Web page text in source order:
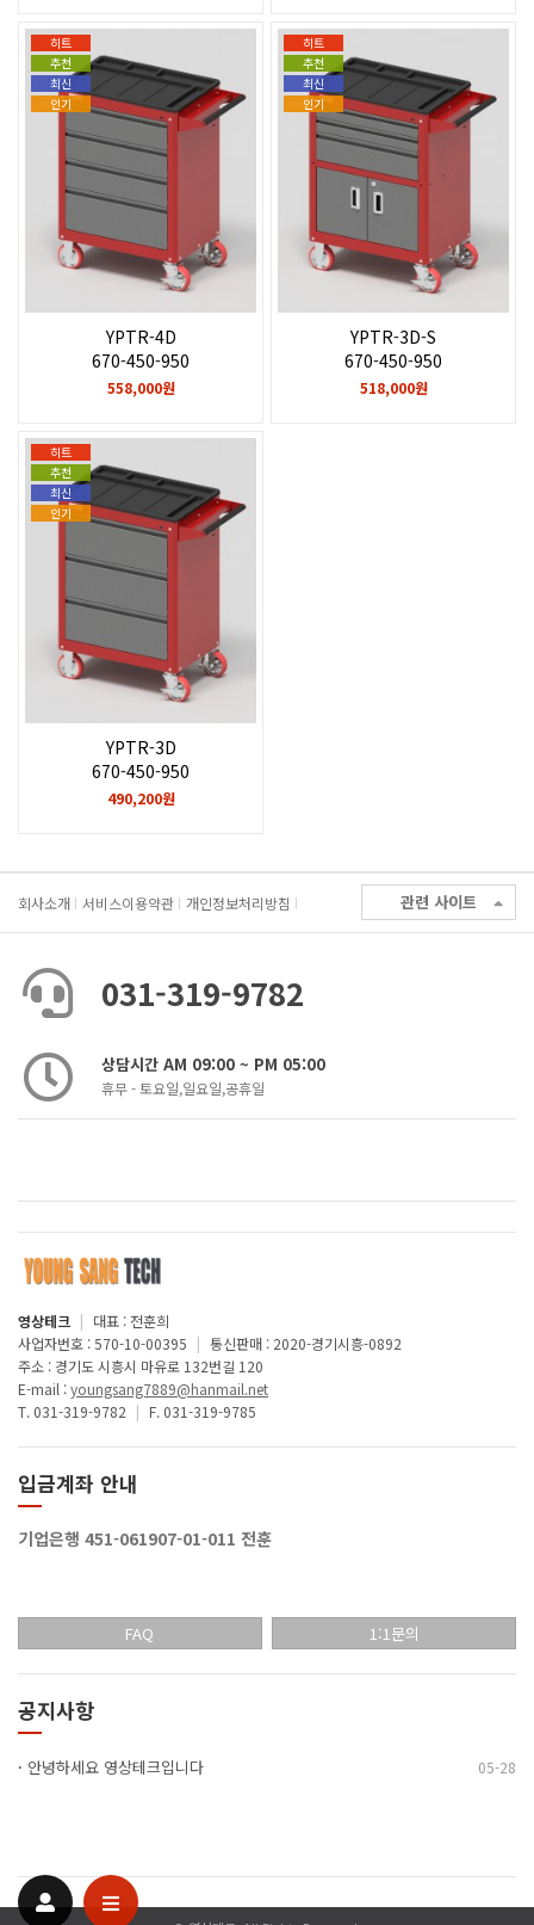
히트
추천
최신
인기
YPTR-4D
670-450-950
558,000원
히트
추천
최신
인기
YPTR-3D-S
670-450-950
518,000원
히트
추천
최신
인기
YPTR-3D
670-450-950
490,200원
회사소개 서비스이용약관 개인정보처리방침 관련 사이트
031-319-9782
상담시간 AM 09:00 ~ PM 05:00
휴무 - 토요일,일요일,공휴일
영상테크 | 대표 : 전훈희
사업자번호 : 570-10-00395 | 통신판매 : 2020-경기시흥-0892
주소 : 경기도 시흥시 마유로 132번길 120
E-mail :youngsang7889@hanmail.net
T. 031-319-9782 | F. 031-319-9785
입금계좌 안내
기업은행 451-061907-01-011 전훈
FAQ 1:1문의
공지사항
· 안녕하세요 영상테크입니다 05-28